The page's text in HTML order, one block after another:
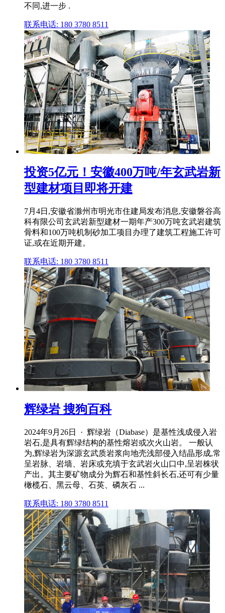
不同,进一步 .
联系电话: 180 3780 8511
投资5亿元！安徽400万吨/年玄武岩新
型建材项目即将开建
7月4日,安徽省滁州市明光市住建局发布消息,安徽磐谷高
科有限公司玄武岩新型建材一期年产300万吨玄武岩建筑
骨料和100万吨机制砂加工项目办理了建筑工程施工许可
证,或在近期开建。
联系电话: 180 3780 8511
辉绿岩 搜狗百科
2024年9月26日 · 辉绿岩（Diabase）是基性浅成侵入岩
岩石,是具有辉绿结构的基性熔岩或次火山岩。 一般认
为,辉绿岩为深源玄武质岩浆向地壳浅部侵入结晶形成,常
呈岩脉、岩墙、岩床或充填于玄武岩火山口中,呈岩株状
产出。其主要矿物成分为辉石和基性斜长石,还可有少量
橄榄石、黑云母、石英、磷灰石 ...
联系电话: 180 3780 8511